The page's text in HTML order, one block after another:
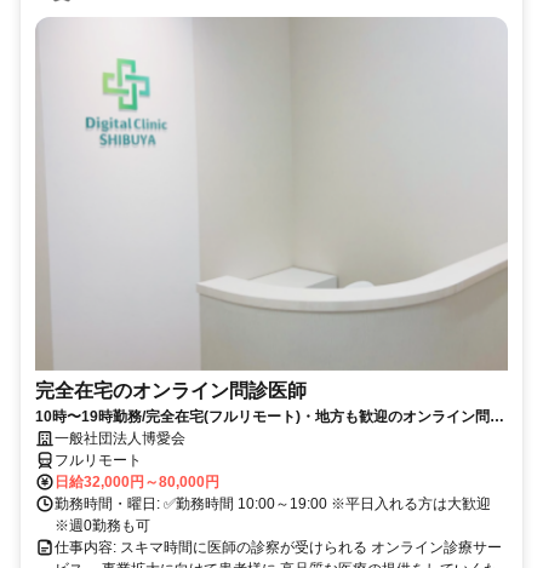
完全在宅のオンライン問診医師
10時〜19時勤務/完全在宅(フルリモート)・地方も歓迎のオンライン問診
業務一般社団法人博愛会
フルリモート
日給32,000円～80,000円
勤務時間・曜日: ✅勤務時間 10:00～19:00 ※平日入れる方は大歓迎
※週0勤務も可
仕事内容: スキマ時間に医師の診察が受けられる オンライン診療サー